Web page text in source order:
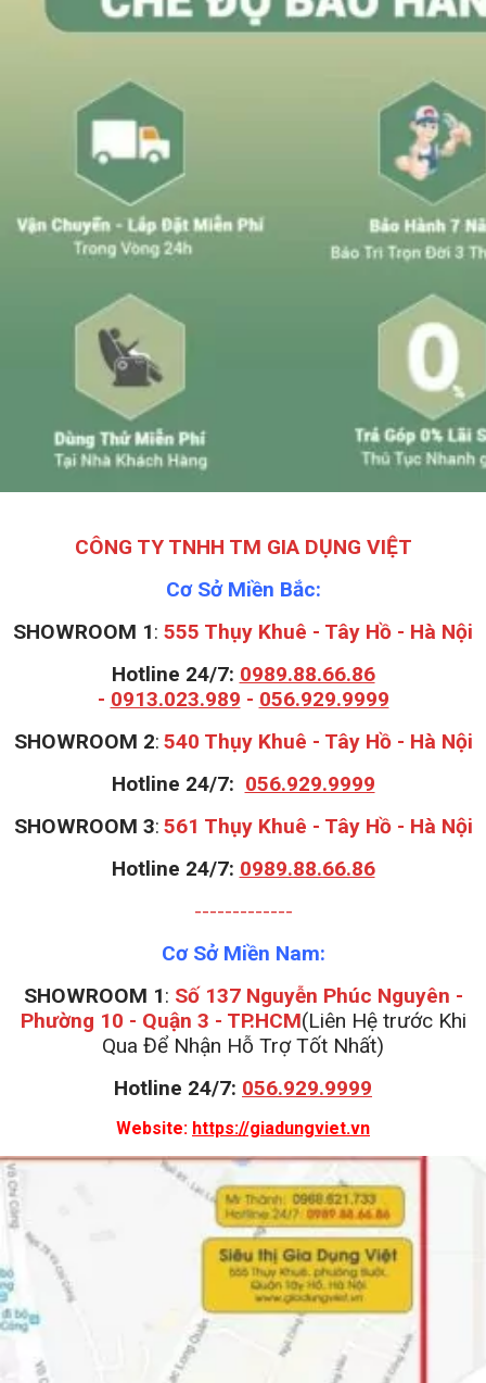
CÔNG TY TNHH TM GIA DỤNG VIỆT
Cơ Sở Miền Bắc:
SHOWROOM 1: 555 Thụy Khuê - Tây Hồ - Hà Nội
Hotline 24/7: 0989.88.66.86
- 0913.023.989 - 056.929.9999
SHOWROOM 2: 540 Thụy Khuê - Tây Hồ - Hà Nội
Hotline 24/7: 056.929.9999
SHOWROOM 3: 561 Thụy Khuê - Tây Hồ - Hà Nội
Hotline 24/7: 0989.88.66.86
-------------
Cơ Sở Miền Nam:
SHOWROOM 1: Số 137 Nguyễn Phúc Nguyên -
Phường 10 - Quận 3 - TP.HCM(Liên Hệ trước Khi
Qua Để Nhận Hỗ Trợ Tốt Nhất)
Hotline 24/7: 056.929.9999
Website: https://giadungviet.vn